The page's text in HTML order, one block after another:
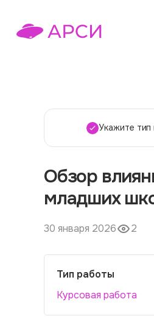
Укажите
Обзор
младших
30 января 2026 2
Тип работы
Курсовая работа